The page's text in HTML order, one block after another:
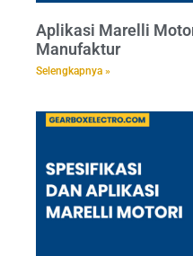
Aplikasi Marelli
Manufaktur
Selengkapnya »